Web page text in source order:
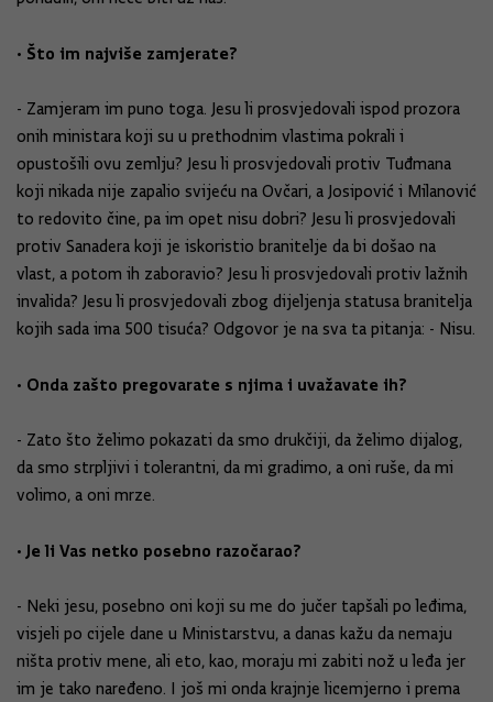
• Što im najviše zamjerate?
- Zamjeram im puno toga. Jesu li prosvjedovali ispod prozora
onih ministara koji su u prethodnim vlastima pokrali i
opustošili ovu zemlju? Jesu li prosvjedovali protiv Tuđmana
koji nikada nije zapalio svijeću na Ovčari, a Josipović i Milanović
to redovito čine, pa im opet nisu dobri? Jesu li prosvjedovali
protiv Sanadera koji je iskoristio branitelje da bi došao na
vlast, a potom ih zaboravio? Jesu li prosvjedovali protiv lažnih
invalida? Jesu li prosvjedovali zbog dijeljenja statusa branitelja
kojih sada ima 500 tisuća? Odgovor je na sva ta pitanja: - Nisu.
• Onda zašto pregovarate s njima i uvažavate ih?
- Zato što želimo pokazati da smo drukčiji, da želimo dijalog,
da smo strpljivi i tolerantni, da mi gradimo, a oni ruše, da mi
volimo, a oni mrze.
• Je li Vas netko posebno razočarao?
- Neki jesu, posebno oni koji su me do jučer tapšali po leđima,
visjeli po cijele dane u Ministarstvu, a danas kažu da nemaju
ništa protiv mene, ali eto, kao, moraju mi zabiti nož u leđa jer
im je tako naređeno. I još mi onda krajnje licemjerno i prema